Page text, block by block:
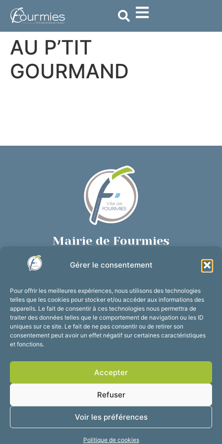
Gérer le consentement
Pour offrir les meilleures expériences, nous utilisons des technologies
telles que les cookies pour stocker et/ou accéder aux informations des
appareils. Le fait de consentir à ces technologies nous permettra de
traiter des données telles que le comportement de navigation ou les ID
uniques sur ce site. Le fait de ne pas consentir ou de retirer son
consentement peut avoir un effet négatif sur certaines caractéristiques
et fonctions.
Accepter
Refuser
Voir les préférences
Politique de cookies
principal
AU P’TIT
GOURMAND
Mairie de Fourmies
03 27 59 69 79
Horaires d’ouverture
Du lundi au vendredi :
de 8h30 à 12h et de 13h30 à 17h30
Suivez-nous !
Accessibilité
Mentions légales
2025 © Propulsé par